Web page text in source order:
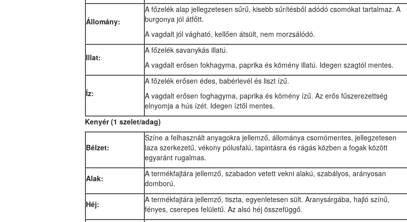
Állomány:
A főzelék alap jellegzetesen sűrű, kisebb sűrítésből adódó csomókat tartalmaz. A
burgonya jól átfőtt.
A vagdalt jól vágható, kellően átsült, nem morzsálódó.
Illat:
A főzelék savanykás illatú.
A vagdalt erősen fokhagyma, paprika és kömény illatú. Idegen szagtól mentes.
Íz:
A főzelék erősen édes, babérlevél és liszt ízű.
A vagdalt erősen foghagyma, paprika és kömény ízű. Az erős fűszerezettség
elnyomja a hús ízét. Idegen íztől mentes.
Kenyér (1 szelet/adag)
Bélzet:
Színe a felhasznált anyagokra jellemző, állománya csomómentes, jellegzetesen
laza szerkezetű, vékony pólusfalú, tapintásra és rágás közben a fogak között
egyaránt rugalmas.
Alak:
A termékfajtára jellemző, szabadon vetett vekni alakú, szabályos, arányosan
domború.
Héj:
A termékfajtára jellemző, tiszta, egyenletesen sült. Aranysárgába, hajló színű,
fényes, cserepes felületű. Az alsó héj összefüggő.